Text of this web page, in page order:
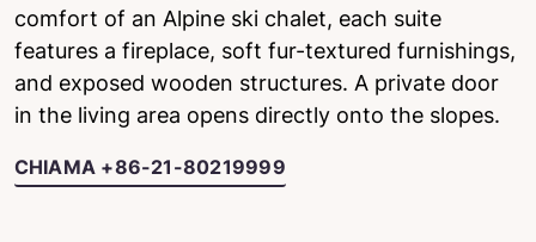
comfort of an Alpine ski chalet, each suite
features a fireplace, soft fur-textured furnishings,
and exposed wooden structures. A private door
in the living area opens directly onto the slopes.
CHIAMA +86-21-80219999